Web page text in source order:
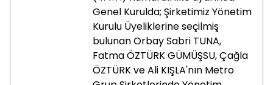
Genel Kurulda; Şirketimiz Yönetim
Kurulu Üyeliklerine seçilmiş
bulunan Orbay Sabri TUNA,
Fatma ÖZTÜRK GÜMÜŞSU, Çağla
ÖZTÜRK ve Ali KIŞLA'nın Metro